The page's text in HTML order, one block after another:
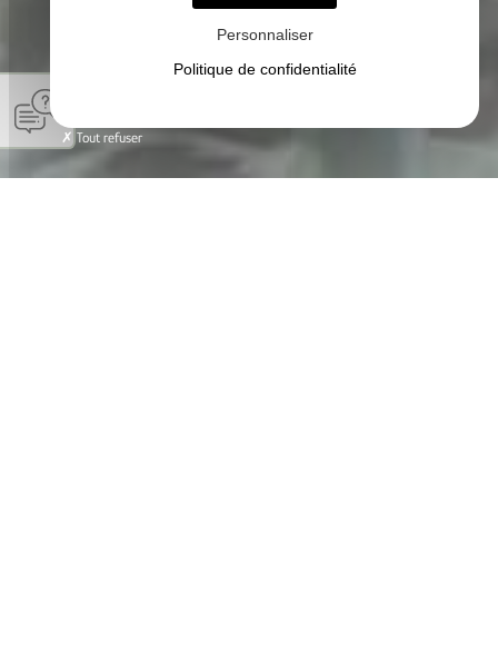
Personnaliser
Politique de confidentialité
Tout refuser